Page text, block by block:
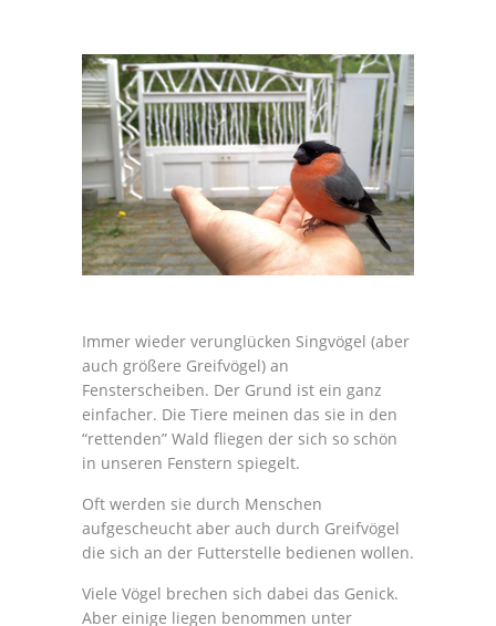
Immer wieder verunglücken Singvögel (aber
auch größere Greifvögel) an
Fensterscheiben. Der Grund ist ein ganz
einfacher. Die Tiere meinen das sie in den
“rettenden” Wald fliegen der sich so schön
in unseren Fenstern spiegelt.
Oft werden sie durch Menschen
aufgescheucht aber auch durch Greifvögel
die sich an der Futterstelle bedienen wollen.
Viele Vögel brechen sich dabei das Genick.
Aber einige liegen benommen unter